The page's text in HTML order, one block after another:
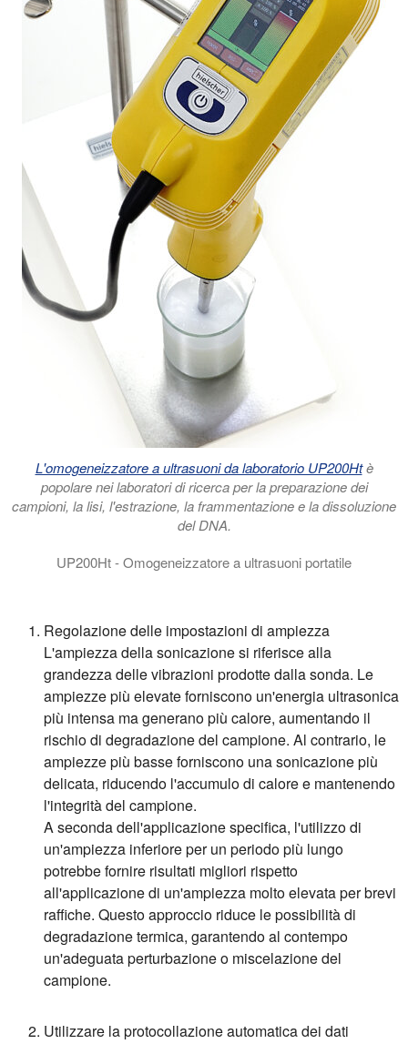
L'omogeneizzatore a ultrasuoni da laboratorio UP200Htè
popolare nei laboratori di ricerca per la preparazione dei
campioni, la lisi, l'estrazione, la frammentazione e la dissoluzione
del DNA.
UP200Ht - Omogeneizzatore a ultrasuoni portatile
Regolazione delle impostazioni di ampiezza
L'ampiezza della sonicazione si riferisce alla
grandezza delle vibrazioni prodotte dalla sonda. Le
ampiezze più elevate forniscono un'energia ultrasonica
più intensa ma generano più calore, aumentando il
rischio di degradazione del campione. Al contrario, le
ampiezze più basse forniscono una sonicazione più
delicata, riducendo l'accumulo di calore e mantenendo
l'integrità del campione.
A seconda dell'applicazione specifica, l'utilizzo di
un'ampiezza inferiore per un periodo più lungo
potrebbe fornire risultati migliori rispetto
all'applicazione di un'ampiezza molto elevata per brevi
raffiche. Questo approccio riduce le possibilità di
degradazione termica, garantendo al contempo
un'adeguata perturbazione o miscelazione del
campione.
Utilizzare la protocollazione automatica dei dati